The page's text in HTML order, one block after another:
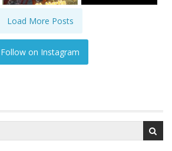
Load More Posts
Follow on Instagram